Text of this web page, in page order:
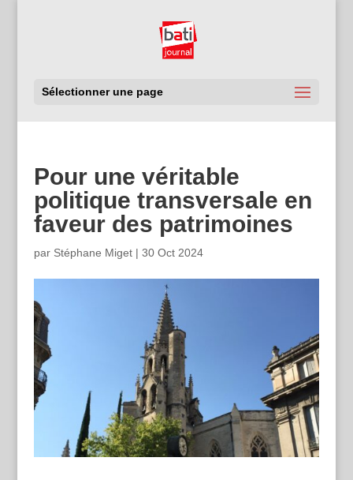
Sélectionner une page
Pour une véritable
politique transversale en
faveur des patrimoines
par Stéphane Miget| 30 Oct 2024